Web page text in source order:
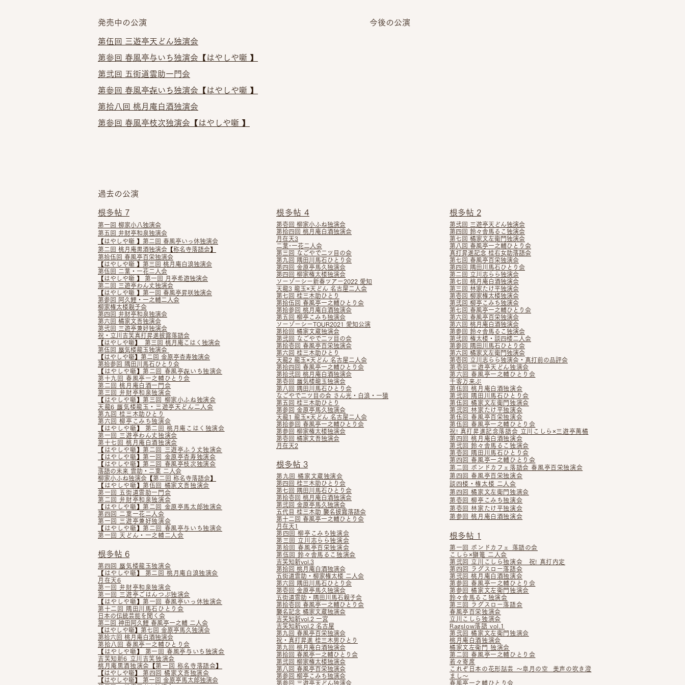
発売中の公演 今後の公演
第伍回 三遊亭天どん独演会​
第参回 春風亭与いち独演会 【はやしや噺 】
第弐回 五街道雲助一門会
第参回 春風亭㐂いち独演会 【はやしや噺 】
第拾八回 桃月庵白酒独演会
第参回 春風亭枝次独演会【はやしや噺 】
過去の公演
根多帖 7
第一回 柳家小八独演会
第五回 弁財亭和泉独演会
【はやしや噺 】第二回 春風亭いっ休独演会
第二回 桃月庵黒酒独演会【称名寺落語会】
第拾伍回 春風亭百栄独演会
【はやしや噺 】第三回 桃月庵白浪独演会
第伍回 二葉・一花二人会
【はやしや噺 】 第一回 月亭希遊独演会
第二回 三遊亭わん丈独演会
【はやしや噺 】第一回 春風亭昇咲独演会
第参回 阿久鯉・一之輔二人会
柳家権太楼親子会
第四回 弁財亭和泉独演会
第六回 橘家文吾独演会
第弐回 三遊亭兼好独演会
祝・立川吉笑真打昇進披露落語会
【はやしや噺】 第三回 桃月庵こはく独演会
第伍回 蜃気楼龍玉独演会
【はやしや噺】第二回 金原亭杏寿独演会
第拾参回 隅田川馬石ひとり会
【はやしや噺】第二回 春風亭㐂いち独演会
第十九回 春風亭一之輔ひとり会
第二回 桃月庵白酒一門会
第三回 弁財亭和泉独演会
【はやしや噺】第三回 柳家小ふね独演会
天龍6 蜃気楼龍玉・三遊亭天どん二人会
第九回 桂三木助ひとり
第六回 柳亭こみち独演会
【はやしや噺】​ 第二回 桃月庵こはく独演会
第一回 三遊亭わん丈独演会
第十七回 桃月庵白酒独演会
【はやしや噺】第二回 三遊亭ふう丈独演会
【はやしや噺】第一回 金原亭杏寿独演会
【はやしや噺】第二回 春風亭枝次独演会
落語の未来 雲助・二葉 二人会
柳家小ふね独演会​【第二回 称名寺落語会】
【はやしや噺】第伍回 橘家文吾独演会
第一回 五街道雲助一門会
第二回 弁財亭和泉独演会
【はやしや噺】第二回 金原亭馬太郎独演会
第四回 二葉一花二人会
第一回 三遊亭兼好独演会
【はやしや噺】 第二回 春風亭与いち独演会
第一回 天どん・一之輔二人会
根多帖 6
第四回 蜃気楼龍玉独演会
【はやしや噺】 第二回 桃月庵白浪独演会
月在天6
第一回 弁財亭和泉独演会
第一回 三遊亭ごはんつぶ独演会
【はやしや噺】 第一回 春風亭いっ休独演会
第十二回 隅田川馬石ひとり会
日本の伝統芸能を聞く会
第二回 神田阿久鯉 春風亭一之輔 二人会
【はやしや噺】 第七回 金原亭馬久独演会
第拾六回 桃月庵白酒独演会
第拾八回 春風亭一之輔ひとり会
【はやしや噺】 第一回 春風亭与いち独演会
吉笑知新6 立川吉笑独演会
桃月庵黒酒独演会【第一回 称名寺落語会】
【はやしや噺】 第四回 橘家文吾独演会
【はやしや噺】 第一回 金原亭馬太郎独演会
根多帖 4
第壱回 柳家小ふね独演会
第拾四回 桃月庵白酒独演会
月在天3
二葉･一花二人会
第三回 なごやで二ツ目の会
第九回 隅田川馬石ひとり会
第四回 金原亭馬久独演会
第四回 柳家権太楼独演会
ソーゾーシー新春ツアー2022 愛知
天龍3 龍玉×天どん 名古屋二人会
第七回 桂三木助ひとり
第拾伍回 春風亭一之輔ひとり会
第拾参回 桃月庵白酒独演会
第五回 柳亭こみち独演会
ソーゾーシーTOUR2021 愛知公演
第拾回 橘家文蔵独演会
第弐回 なごやで二ツ目の会
第拾壱回 春風亭百栄独演会
第六回 桂三木助ひとり
天龍2 龍玉×天どん 名古屋二人会
第拾四回 春風亭一之輔ひとり会
第拾弐 回 桃月庵白酒独演会
第壱回 蜃気楼龍玉独演会
第八回 隅田川馬石ひとり会
なごやで二ツ目の会 さん光・白浪・一猿
第五回 桂三木助ひとり
第参回 金原亭馬久独演会
天龍1 龍玉×天どん 名古屋二人会
第拾参回 春風亭一之輔ひとり会
第参回 柳家権太楼独演会
第壱回 橘家文吾独演会
月在天2
根多帖 3
第 九回 橘家文蔵独演会
第四回 桂三木助ひとり会
第七回 隅田川馬石ひとり会
第拾壱回 桃月庵白酒独演会
第弐回 金原亭馬久独演会
五代目 桂三木助 襲名披露落語会
第十二回 春風亭一之輔ひとり会
月在天1
第四回 柳亭こみち独演会
第三回 立川志らら独演会
第拾回 春風亭百栄独演会
第伍回 鈴々舎馬るこ独演会
吉笑知新vol.3
第拾回 桃月庵白酒独演会
五街道雲助・柳家権太楼 二人会
第六回 隅田川馬石ひとり会
第壱回 金原亭馬久独演会
五街道雲助・隅田川馬石親子会
第拾壱回 春風亭一之輔ひとり会
襲名記念 橘家文蔵独演会
吉笑知新vol.2 一宮
吉笑知新vol.2 名古屋
第九回 春風亭百栄独演会
祝・真打昇進 桂三木男ひとり
第九回 桃月庵白酒独演会
第拾回 春風亭一之輔ひとり会
第弐回 柳家権太楼独演会
第八回 春風亭百栄独演会
第参回 柳亭こみち独演会
第参回 三遊亭天どん独演会
根多帖 2
第弐回 三遊亭天どん独演会
第四回 鈴々舎馬るこ独演会
第七回 橘家文左衛門独演会
第八回 春風亭一之輔ひとり会
真打昇進記念 桂右女助落語会
第七回 春風亭百栄独演会
第四回 隅田川馬石ひとり会
第二回 立川志らら独演会
第七回 桃月庵白酒独演会
第三回 林家たけ平独演会
第壱回 柳家権太楼独演会
第弐回 柳亭こみち独演会
第七回 春風亭一之輔ひとり会
第六回 春風亭百栄独演会
第六回 桃月庵白酒独演会
第参回 鈴々舎馬るこ独演会
第弐回 権太楼・談四楼二人会
第参回
隅田川馬石ひとり会
第六回 橘家文左衛門独演会
第壱回 立川志らら独演会・真打前の品評会
第壱回 三遊亭天どん独演会
第六回 春風亭一之輔ひとり会
千客万来ぶ
第伍回 桃月庵白酒独演会
第弐回 隅田川馬石ひとり会
第伍回 橘家文左衛門独演会
第弐回 林家たけ平独演会
第伍回 春風亭百栄独演会
第伍回 春風亭一之輔ひとり会
祝! 真打昇進記念落語会 立川こしら×三遊亭萬橘
第四回 桃月庵白酒独演会
第弐回 鈴々舎馬るこ独演会
第壱回 隅田川馬石ひとり会
第四回 春風亭一之輔ひとり会
第二回 ボンドカフェ落語会 春風亭百栄独演会
第四回 春風亭百栄独演会
談四楼・権太楼 二人会
第四回 橘家文左衛門独演会
第壱回 柳亭こみち独演会
第壱回 林家たけ平独演会
第参回 桃月庵白酒独演会
根多帖 1
第一回 ボンドカフェ 落語の会
こしら×獅篭 二人会
第弐回 立川こしら独演会 祝! 真打内定
第四回 ラグスロー落語会
第弐回 桃月庵白酒独演会
第参回 春風亭一之輔ひとり会
第参回 橘家文左衛門独演会
鈴々舎馬るこ独演会
第三回 ラグスロー落語会
春風亭百栄独演会
立川こしら独演会
Ragslow落語 vol.1
第弐回 橘家文左衛門独演会
桃月庵白酒独演会
橘家文左衛門 独演会
第二回 春風亭一之輔ひとり会
若々寄席
これぞ日本の花形話芸 〜皐月の空 美声の吹き澄
まし〜
春風亭一之輔ひとり会